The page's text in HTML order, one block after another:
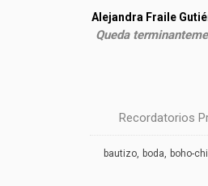
Alejandra Fraile
Queda
Recordatorios
bautizo boda boho-